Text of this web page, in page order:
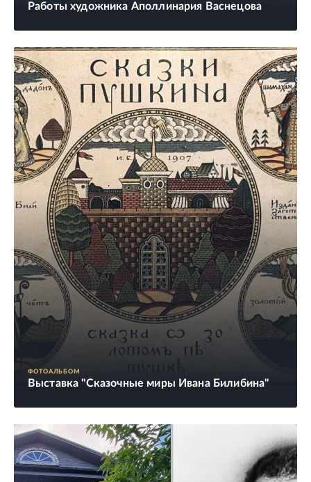
Работы художника Аполлинария Васнецова
ФОТОАЛЬБОМ
Выставка "Сказочные миры Ивана Билибина"